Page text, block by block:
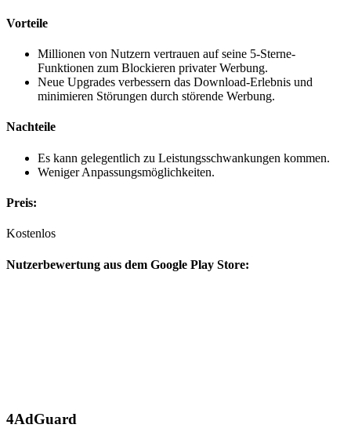
Vorteile
Millionen von Nutzern vertrauen auf seine 5-Sterne-
Funktionen zum Blockieren privater Werbung.
Neue Upgrades verbessern das Download-Erlebnis und
minimieren Störungen durch störende Werbung.
Nachteile
Es kann gelegentlich zu Leistungsschwankungen kommen.
Weniger Anpassungsmöglichkeiten.
Preis:
Kostenlos
Nutzerbewertung aus dem Google Play Store:
4AdGuard